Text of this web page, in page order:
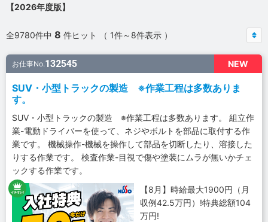
【2026年度版】
全9780件中 8 件ヒット （ 1件～8件表示 ）
NEW
お仕事No.132545
SUV・小型トラックの製造 ※作業工程は多数ありま
す。
SUV・小型トラックの製造 ※作業工程は多数あります。 組立作
業-電動ドライバーを使って、ネジやボルトを部品に取付する作
業です。 機械操作-機械を操作して部品を切断したり、溶接した
りする作業です。 検査作業-目視で傷や塗装にムラが無いかチェ
ックする作業です。
【8月】時給最大1900円（月
収例42.5万円）!特典総額104
万円!